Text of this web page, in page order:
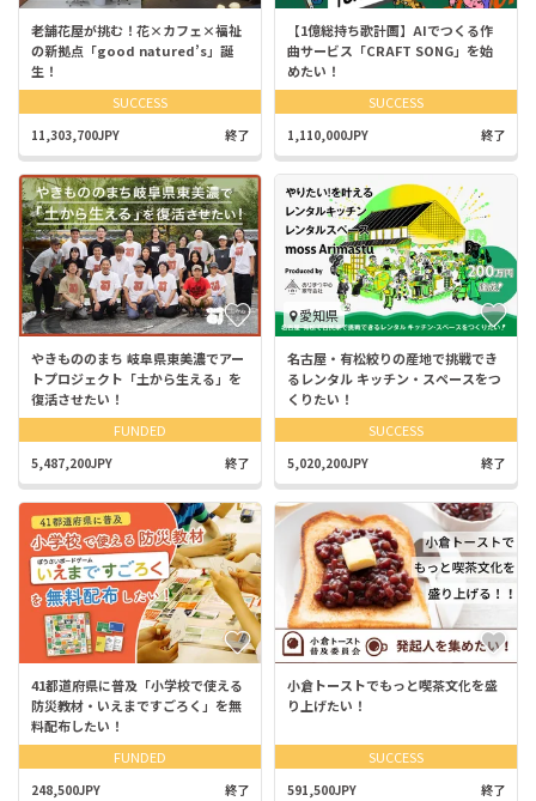
老舗花屋が挑む！花×カフェ×福祉
の新拠点「good natured’s」誕
生！
SUCCESS
11,303,700JPY 終了
【1億総持ち歌計画】AIでつくる作
曲サービス「CRAFT SONG」を始
めたい！
SUCCESS
1,110,000JPY 終了
やきもののまち 岐阜県東美濃でアー
トプロジェクト「土から生える」を
復活させたい！
FUNDED
5,487,200JPY 終了
愛知県
名古屋・有松絞りの産地で挑戦でき
るレンタル キッチン・スペースをつ
くりたい！
SUCCESS
5,020,200JPY 終了
41都道府県に普及「小学校で使える
防災教材・いえまですごろく」を無
料配布したい！
FUNDED
248,500JPY 終了
小倉トーストでもっと喫茶文化を盛
り上げたい！
SUCCESS
591,500JPY 終了